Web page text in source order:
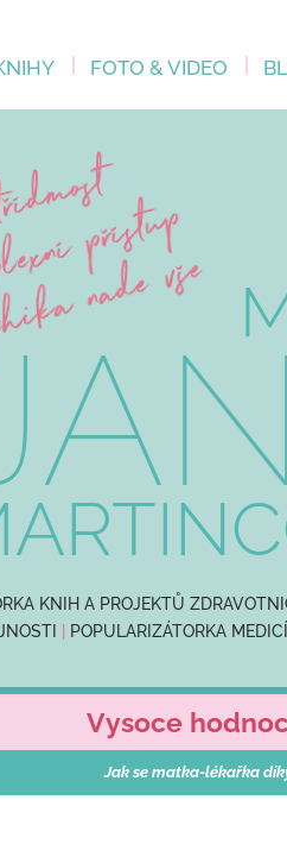
FOTO & VIDEO
KNIH A PROJEKTŮ
POPULARIZÁTORKA
Vysoce
Jak se matka-lékařka